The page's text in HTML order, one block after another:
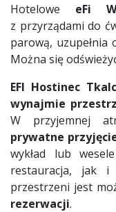
Hotelowe eFi
z przyrządami do
parową, uzupełnia
Można się
EFI Hostinec
wynajmie
W przyjemnej
prywatne
wykład lub
restauracja, jak i
przestrzeni jest
rezerwacji.